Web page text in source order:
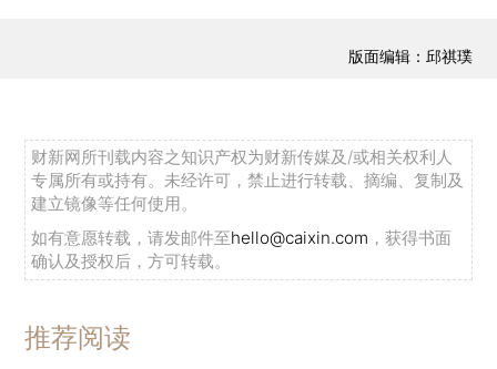
版面编辑：邱祺璞
财新网所刊载内容之知识产权为财新传媒及/或相关权利人
专属所有或持有。未经许可，禁止进行转载、摘编、复制及
建立镜像等任何使用。
如有意愿转载，请发邮件至hello@caixin.com ，获得书面
确认及授权后，方可转载。
推荐阅读